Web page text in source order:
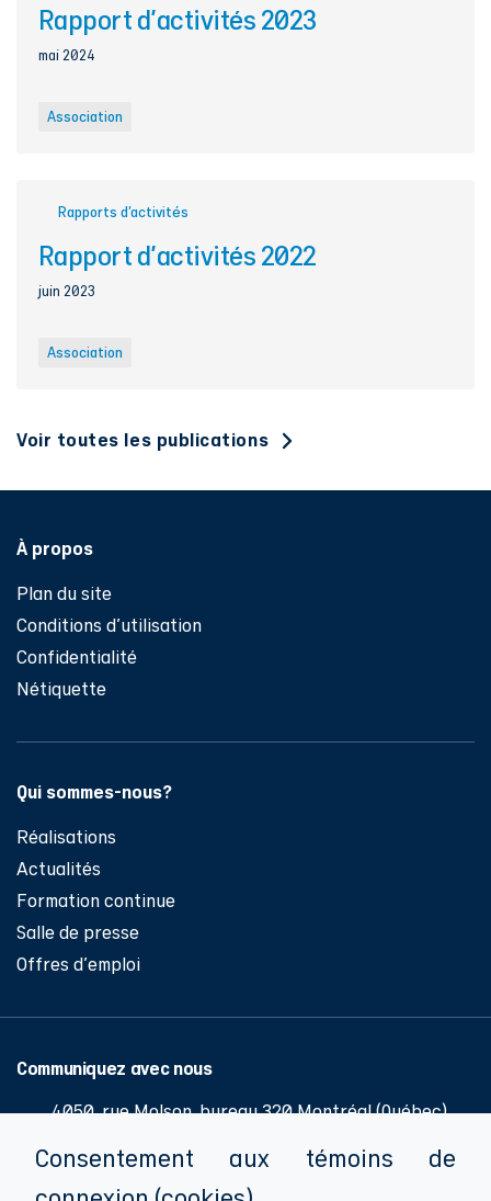
Rapport d'activités 2023
mai 2024
Association
Rapports d’activités
Rapport d'activités 2022
juin 2023
Association
Voir toutes les publications
Pied de page
À propos
Plan du site
Conditions d'utilisation
Confidentialité
Nétiquette
Qui sommes-nous?
Réalisations
Actualités
Formation continue
Salle de presse
Offres d'emploi
Communiquez avec nous
4050, rue Molson, bureau 320 Montréal (Québec)
Consentement aux témoins de